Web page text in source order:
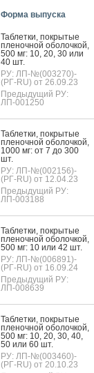
Форма выпуска
Таб­летки, пок­ры­тые
пле­ноч­ной обо­лоч­кой,
500 мг: 10, 20, 30 или
40 шт.
РУ: ЛП-№(003270)-
(РГ-RU) от 26.09.23
Предыдущий РУ:
ЛП-001250
Таб­летки, пок­ры­тые
пле­ноч­ной обо­лоч­кой,
1000 мг: от 7 до 300
шт.
РУ: ЛП-№(002156)-
(РГ-RU) от 12.04.23
Предыдущий РУ:
ЛП-003188
Таб­летки, пок­ры­тые
пле­ноч­ной обо­лоч­кой,
500 мг: 10 или 42 шт.
РУ: ЛП-№(006891)-
(РГ-RU) от 16.09.24
Предыдущий РУ:
ЛП-008639
Таб­летки, пок­ры­тые
пле­ноч­ной обо­лоч­кой,
500 мг: 10, 20, 30, 40,
50 или 60 шт.
РУ: ЛП-№(003460)-
(РГ-RU) от 20.10.23